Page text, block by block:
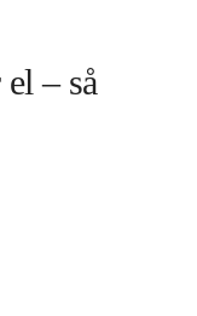
– så